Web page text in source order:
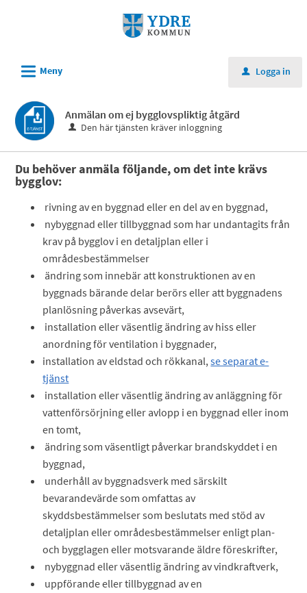
tjänster
Ydre
kommun
L Meny u Logga in
Anmälan om ej bygglovspliktig åtgärd
Den här tjänsten kräver inloggning
Du behöver anmäla följande, om det inte krävs
bygglov:
rivning av en byggnad eller en del av en byggnad,
nybyggnad eller tillbyggnad som har undantagits från
krav på bygglov i en detaljplan eller i
områdesbestämmelser
ändring som innebär att konstruktionen av en
byggnads bärande delar berörs eller att byggnadens
planlösning påverkas avsevärt,
installation eller väsentlig ändring av hiss eller
anordning för ventilation i byggnader,
installation av eldstad och rökkanal,se separat e-
tjänst
installation eller väsentlig ändring av anläggning för
vattenförsörjning eller avlopp i en byggnad eller inom
en tomt,
ändring som väsentligt påverkar brandskyddet i en
byggnad,
underhåll av byggnadsverk med särskilt
bevarandevärde som omfattas av
skyddsbestämmelser som beslutats med stöd av
detaljplan eller områdesbestämmelser enligt plan-
och bygglagen eller motsvarande äldre föreskrifter,
nybyggnad eller väsentlig ändring av vindkraftverk,
uppförande eller tillbyggnad av en